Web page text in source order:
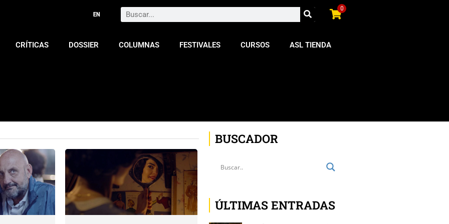
Search 0
CRÍTICAS DOSSIER COLUMNAS FESTIVALES CURSOS ASL TIENDA
BUSCADOR
ÚLTIMAS ENTRADAS